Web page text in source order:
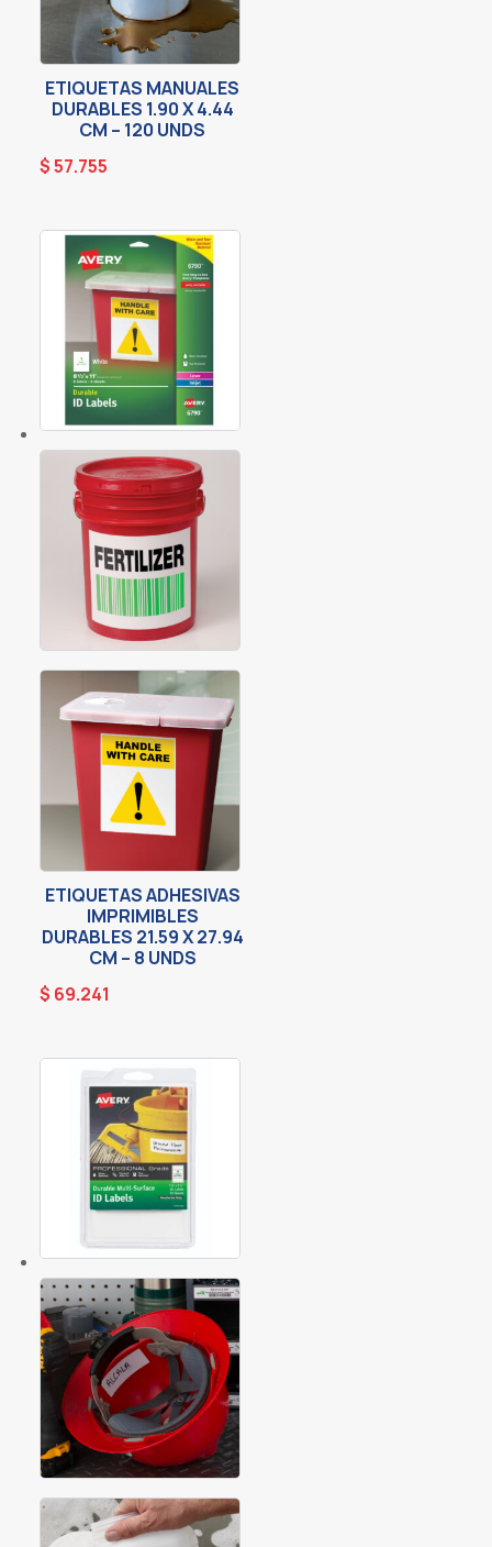
ETIQUETAS MANUALES
DURABLES 1.90 X 4.44
CM – 120 UNDS
$57.755
ETIQUETAS ADHESIVAS
IMPRIMIBLES
DURABLES 21.59 X 27.94
CM – 8 UNDS
$ 69.241